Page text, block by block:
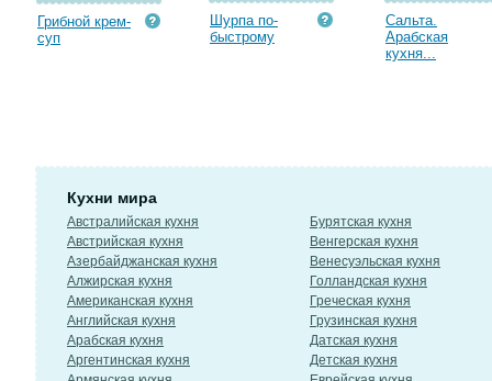
Грибной крем-
суп
Шурпа по-
быстрому
Сальта.
Арабская
кухня...
Кухни мира
Австралийская кухня
Австрийская кухня
Азербайджанская кухня
Алжирская кухня
Американская кухня
Английская кухня
Арабская кухня
Аргентинская кухня
Бурятская кухня
Венгерская кухня
Венесуэльская кухня
Голландская кухня
Греческая кухня
Грузинская кухня
Датская кухня
Детская кухня